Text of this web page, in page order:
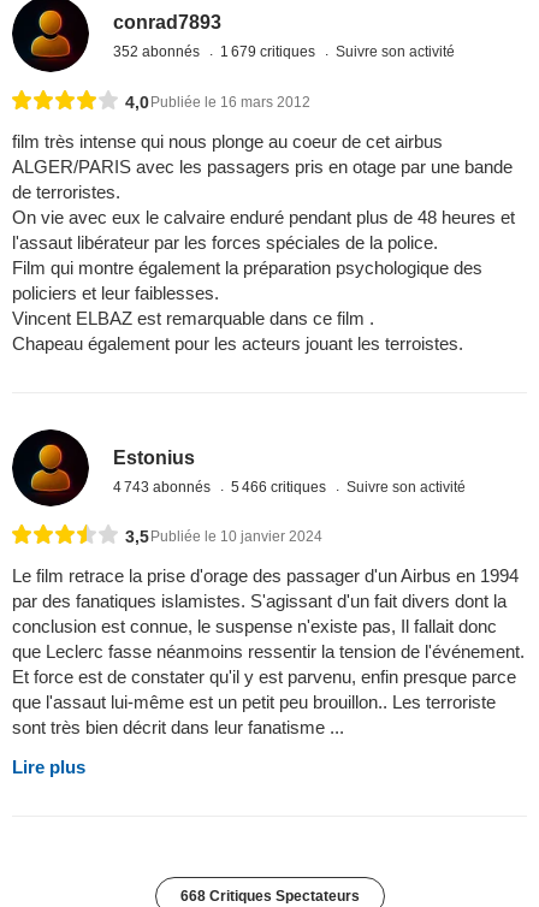
conrad7893
352 abonnés 1 679 critiques Suivre son activité
4,0 Publiée le 16 mars 2012
film très intense qui nous plonge au coeur de cet airbus
ALGER/PARIS avec les passagers pris en otage par une bande
de terroristes.
On vie avec eux le calvaire enduré pendant plus de 48 heures et
l'assaut libérateur par les forces spéciales de la police.
Film qui montre également la préparation psychologique des
policiers et leur faiblesses.
Vincent ELBAZ est remarquable dans ce film .
Chapeau également pour les acteurs jouant les terroistes.
Estonius
4 743 abonnés 5 466 critiques Suivre son activité
3,5 Publiée le 10 janvier 2024
Le film retrace la prise d'orage des passager d'un Airbus en 1994
par des fanatiques islamistes. S'agissant d'un fait divers dont la
conclusion est connue, le suspense n'existe pas, Il fallait donc
que Leclerc fasse néanmoins ressentir la tension de l'événement.
Et force est de constater qu'il y est parvenu, enfin presque parce
que l'assaut lui-même est un petit peu brouillon.. Les terroriste
sont très bien décrit dans leur fanatisme ...
Lire plus
668 Critiques Spectateurs